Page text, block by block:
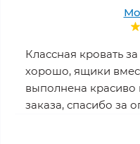
Классная кровать
хорошо, ящики
выполнена красиво
заказа, спасибо за